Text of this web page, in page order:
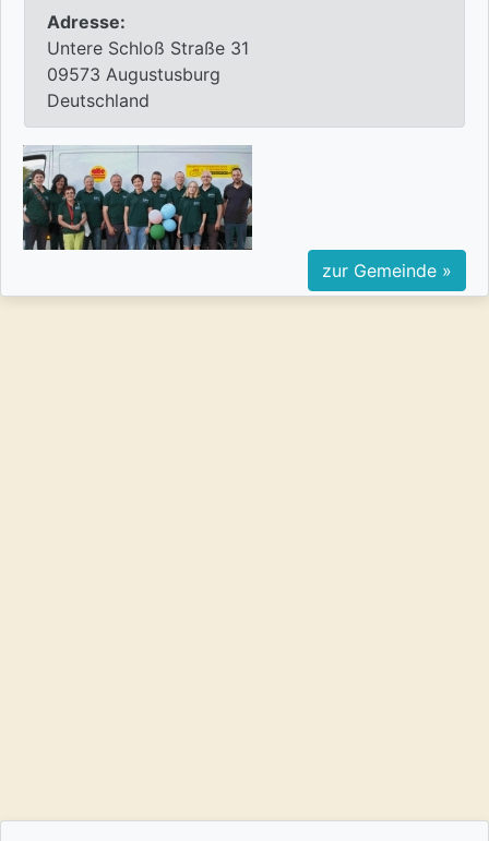
Adresse:
Untere Schloß Straße 31
09573 Augustusburg
Deutschland
zur Gemeinde »